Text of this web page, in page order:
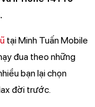
tại Minh Tuấn Mobile
đua theo những
bạn lại chọn
đời trước.